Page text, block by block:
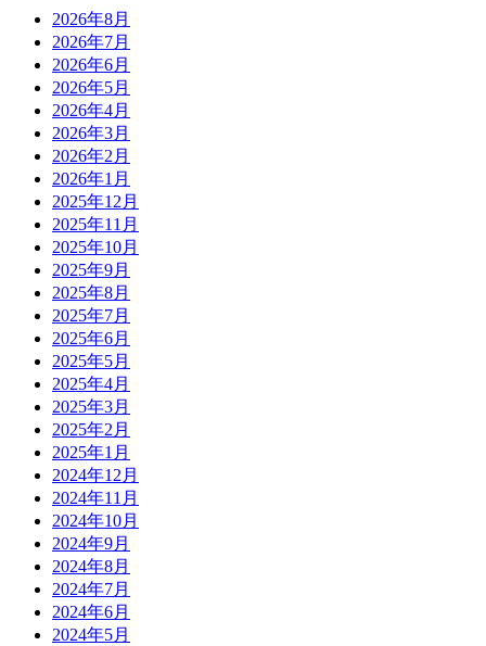
2026年8月
2026年7月
2026年6月
2026年5月
2026年4月
2026年3月
2026年2月
2026年1月
2025年12月
2025年11月
2025年10月
2025年9月
2025年8月
2025年7月
2025年6月
2025年5月
2025年4月
2025年3月
2025年2月
2025年1月
2024年12月
2024年11月
2024年10月
2024年9月
2024年8月
2024年7月
2024年6月
2024年5月